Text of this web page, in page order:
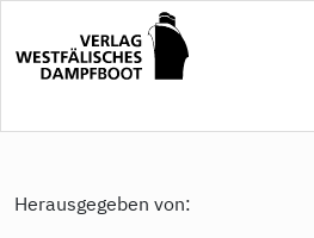
Inhalt
Herausgegeben von: